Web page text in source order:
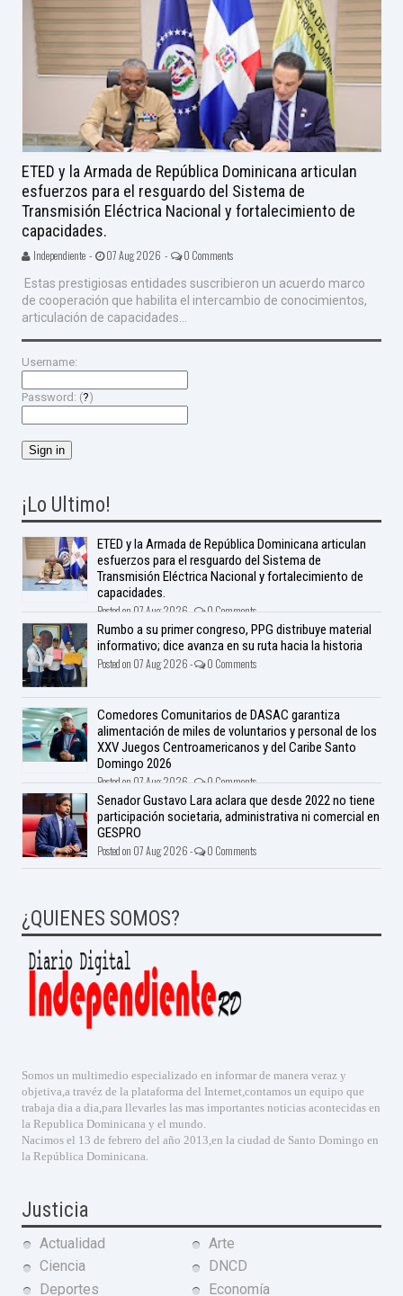
ETED y la Armada de República Dominicana articulan
esfuerzos para el resguardo del Sistema de
Transmisión Eléctrica Nacional y fortalecimiento de
capacidades.
Independiente - 07 Aug 2026 - 0 Comments
Estas prestigiosas entidades suscribieron un acuerdo marco
de cooperación que habilita el intercambio de conocimientos,
articulación de capacidades...
Username:
Password: (?)
¡Lo Ultimo!
ETED y la Armada de República Dominicana articulan
esfuerzos para el resguardo del Sistema de
Transmisión Eléctrica Nacional y fortalecimiento de
capacidades.
Posted on 07 Aug 2026 - 0 Comments
Rumbo a su primer congreso, PPG distribuye material
informativo; dice avanza en su ruta hacia la historia
Posted on 07 Aug 2026 - 0 Comments
Comedores Comunitarios de DASAC garantiza
alimentación de miles de voluntarios y personal de los
XXV Juegos Centroamericanos y del Caribe Santo
Domingo 2026
Posted on 07 Aug 2026 - 0 Comments
Senador Gustavo Lara aclara que desde 2022 no tiene
participación societaria, administrativa ni comercial en
GESPRO
Posted on 07 Aug 2026 - 0 Comments
¿QUIENES SOMOS?
Somos un multimedio especializado en informar de manera veraz y
objetiva,a travéz de la plataforma del Internet,contamos un equipo que
trabaja dia a dia,para llevarles las mas importantes noticias acontecidas en
la Republica Dominicana y el mundo.
Nacimos el 13 de febrero del año 2013,en la ciudad de Santo Domingo en
la República Dominicana.
Justicia
Actualidad
Arte
Ciencia
DNCD
Deportes
Economía